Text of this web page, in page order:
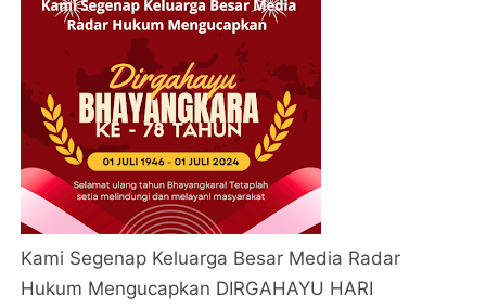
Kami Segenap Keluarga Besar Media Radar
Hukum Mengucapkan DIRGAHAYU HARI